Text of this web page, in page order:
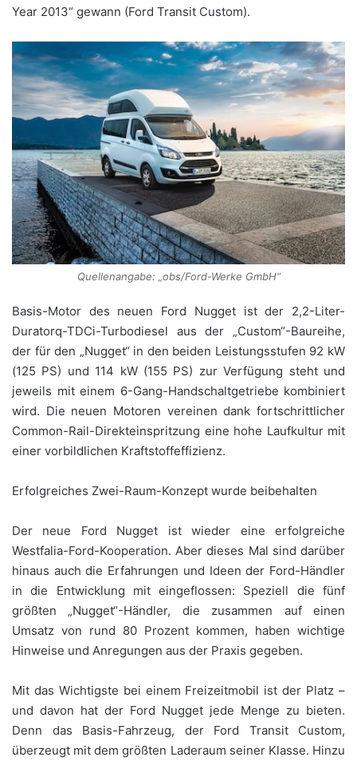
Year 2013“ gewann (Ford Transit Custom).
Quellenangabe: „obs/Ford-Werke GmbH“
Basis-Motor des neuen Ford Nugget ist der 2,2-Liter-
Duratorq-TDCi-Turbodiesel aus der „Custom“-Baureihe,
der für den „Nugget“ in den beiden Leistungsstufen 92 kW
(125 PS) und 114 kW (155 PS) zur Verfügung steht und
jeweils mit einem 6-Gang-Handschaltgetriebe kombiniert
wird. Die neuen Motoren vereinen dank fortschrittlicher
Common-Rail-Direkteinspritzung eine hohe Laufkultur mit
einer vorbildlichen Kraftstoffeffizienz.
Erfolgreiches Zwei-Raum-Konzept wurde beibehalten
Der neue Ford Nugget ist wieder eine erfolgreiche
Westfalia-Ford-Kooperation. Aber dieses Mal sind darüber
hinaus auch die Erfahrungen und Ideen der Ford-Händler
in die Entwicklung mit eingeflossen: Speziell die fünf
größten „Nugget“-Händler, die zusammen auf einen
Umsatz von rund 80 Prozent kommen, haben wichtige
Hinweise und Anregungen aus der Praxis gegeben.
Mit das Wichtigste bei einem Freizeitmobil ist der Platz –
und davon hat der Ford Nugget jede Menge zu bieten.
Denn das Basis-Fahrzeug, der Ford Transit Custom,
überzeugt mit dem größten Laderaum seiner Klasse. Hinzu